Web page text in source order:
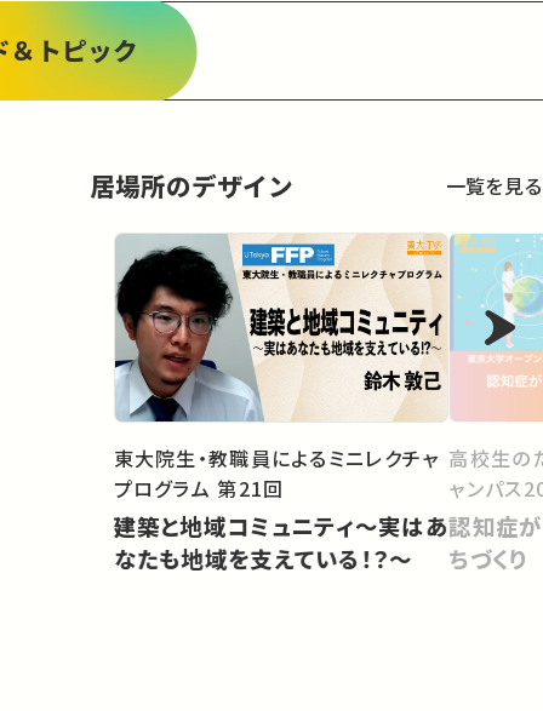
＆トピック
居場所のデザイン 一覧を見る
東大院生・教職員によるミニレクチャ
プログラム 第21回
建築と地域コミュニティ～実はあ
なたも地域を支えている！？～
高校生の
ャンパス
認知症
ちづくり